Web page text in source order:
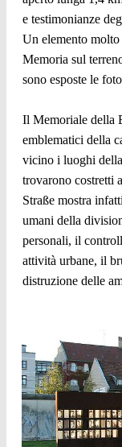
e testimonianze
Un elemento molto
Memoria sul
sono esposte le
Il Memoriale della
emblematici della
vicino i luoghi
trovarono costretti
Straße mostra
umani della
personali, il
attività urbane, il
distruzione delle